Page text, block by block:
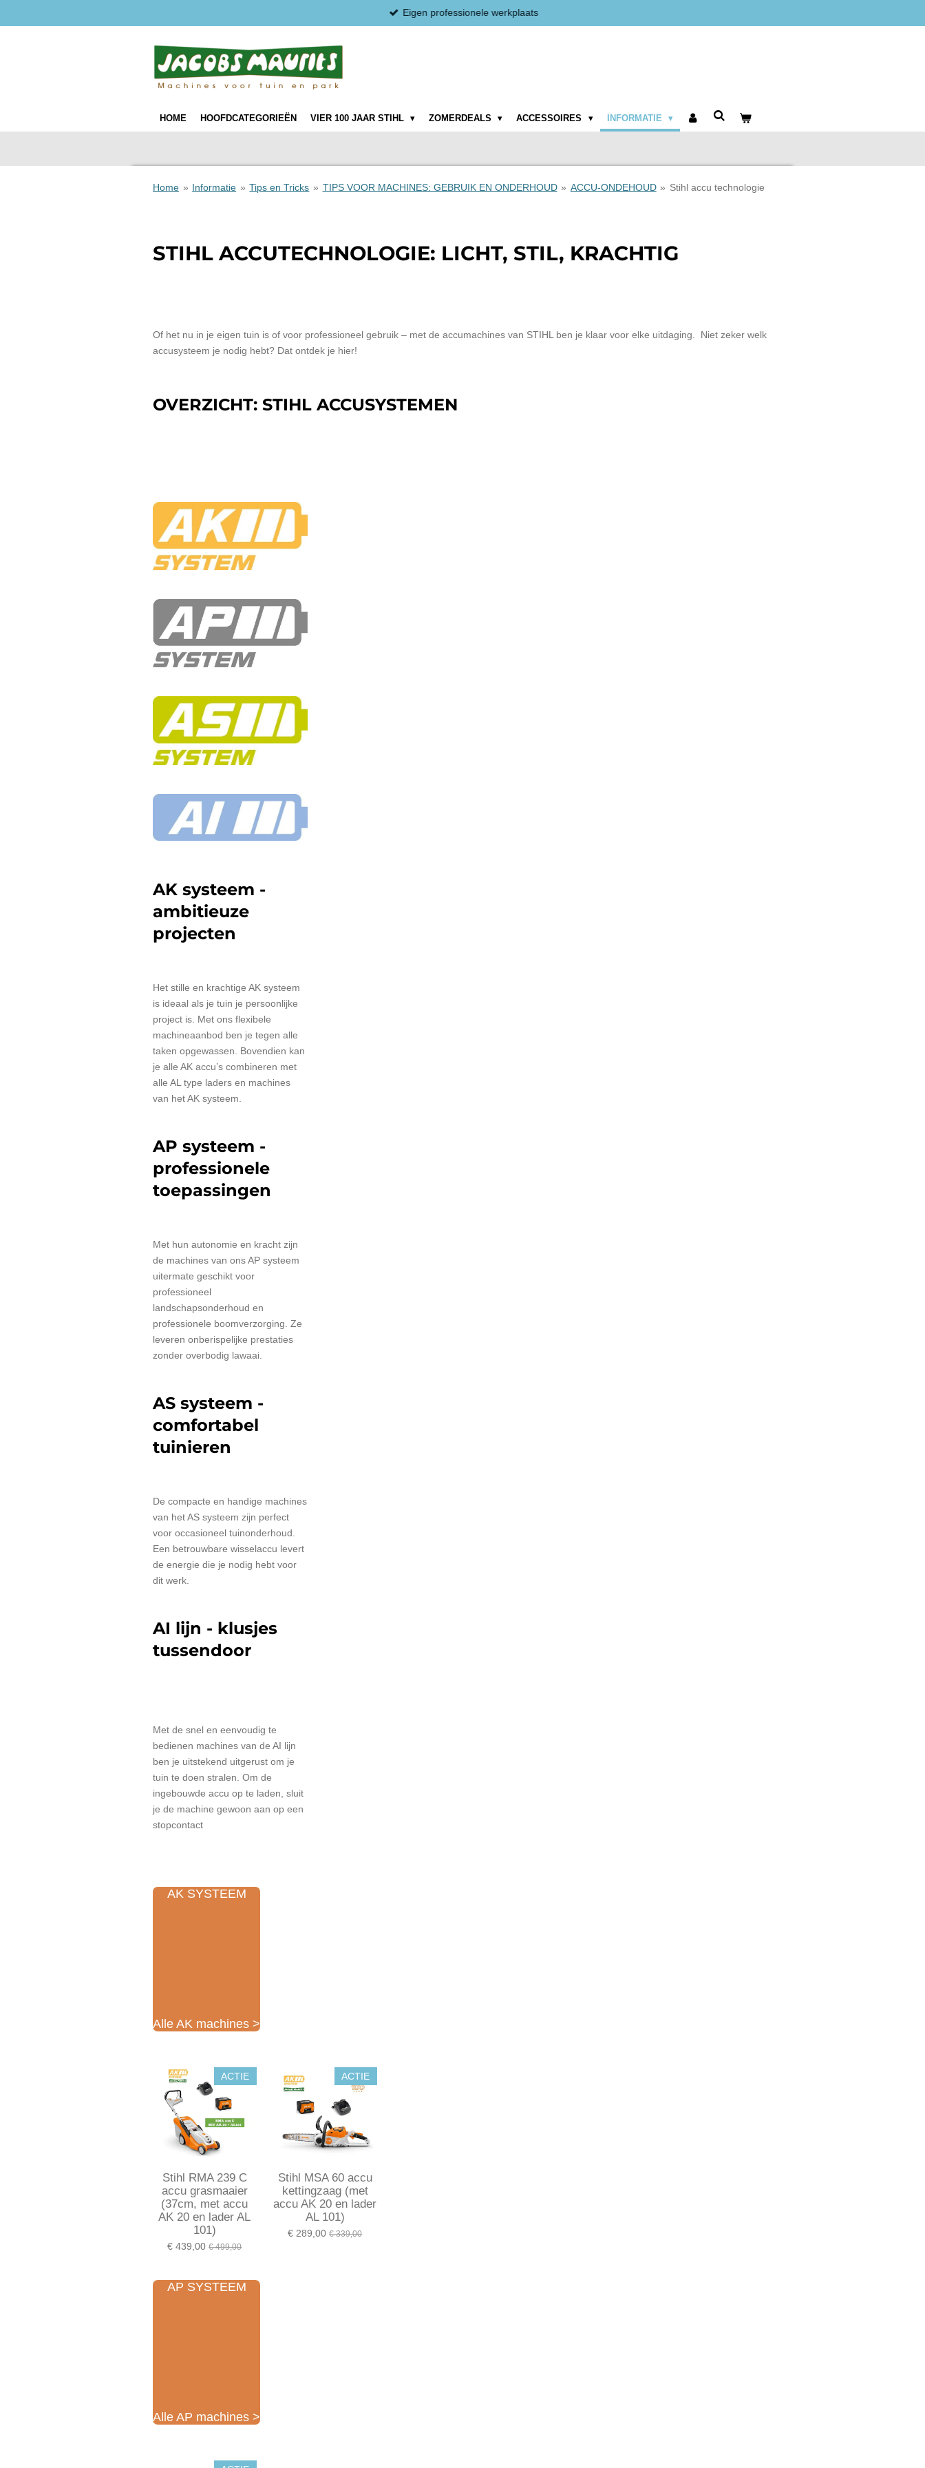
direct
Eigen professionele werkplaats
HOME HOOFDCATEGORIEËN VIER 100 JAAR STIHL ZOMERDEALS ACCESSOIRES INFORMATIE
Home » Informatie » Tips en Tricks » TIPS VOOR MACHINES: GEBRUIK EN ONDERHOUD » ACCU-ONDEHOUD » Stihl accu technologie
STIHL ACCUTECHNOLOGIE: LICHT, STIL, KRACHTIG
Of het nu in je eigen tuin is of voor professioneel gebruik – met de accumachines van STIHL ben je klaar voor elke uitdaging. Niet zeker welk
accusysteem je nodig hebt? Dat ontdek je hier!
OVERZICHT: STIHL ACCUSYSTEMEN
AK systeem -
ambitieuze
projecten
Het stille en krachtige AK systeem
is ideaal als je tuin je persoonlijke
project is. Met ons flexibele
machineaanbod ben je tegen alle
taken opgewassen. Bovendien kan
je alle AK accu’s combineren met
alle AL type laders en machines
van het AK systeem.
AP systeem -
professionele
toepassingen
Met hun autonomie en kracht zijn
de machines van ons AP systeem
uitermate geschikt voor
professioneel
landschapsonderhoud en
professionele boomverzorging. Ze
leveren onberispelijke prestaties
zonder overbodig lawaai.
AS systeem -
comfortabel
tuinieren
De compacte en handige machines
van het AS systeem zijn perfect
voor occasioneel tuinonderhoud.
Een betrouwbare wisselaccu levert
de energie die je nodig hebt voor
dit werk.
AI lijn - klusjes
tussendoor
Met de snel en eenvoudig te
bedienen machines van de AI lijn
ben je uitstekend uitgerust om je
tuin te doen stralen. Om de
ingebouwde accu op te laden, sluit
je de machine gewoon aan op een
stopcontact
AK SYSTEEM
Alle AK machines >
ACTIE
Stihl RMA 239 C
accu grasmaaier
(37cm, met accu
AK 20 en lader AL
101)
€ 439,00 € 499,00
ACTIE
Stihl MSA 60 accu
kettingzaag (met
accu AK 20 en lader
AL 101)
€ 289,00 € 339,00
AP SYSTEEM
Alle AP machines >